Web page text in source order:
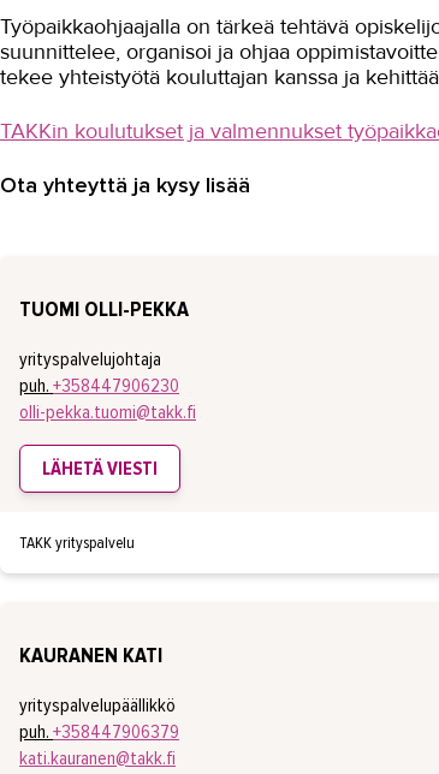
Työpaikkaohjaajalla on tärkeä tehtävä
suunnittelee, organisoi ja ohjaa
tekee yhteistyötä kouluttajan kanssa ja
TAKKin koulutukset ja valmennukset
Ota yhteyttä ja kysy lisää
TUOMI OLLI-PEKKA
yrityspalvelujohtaja
puh. +358447906230
olli-pekka.tuomi@takk.fi
LÄHETÄ VIESTI
TAKK yrityspalvelu
KAURANEN KATI
yrityspalvelupäällikkö
puh. +358447906379
kati.kauranen@takk.fi